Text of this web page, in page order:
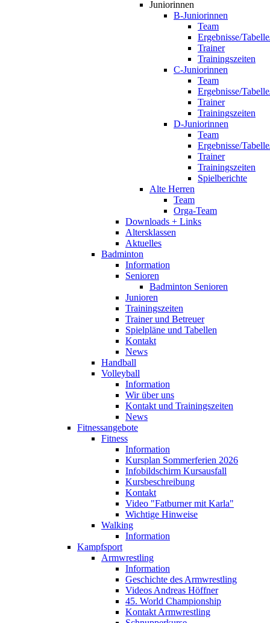
Juniorinnen
B-Juniorinnen
Team
Ergebnisse/
Trainer
Trainingszeiten
C-Juniorinnen
Team
Ergebnisse/
Trainer
Trainingszeiten
D-Juniorinnen
Team
Ergebnisse/
Trainer
Trainingszeiten
Spielberichte
Alte Herren
Team
Orga-Team
Downloads + Links
Altersklassen
Aktuelles
Badminton
Information
Senioren
Badminton Senioren
Junioren
Trainingszeiten
Trainer und Betreuer
Spielpläne und Tabellen
Kontakt
News
Handball
Volleyball
Information
Wir über uns
Kontakt und Trainingszeiten
News
Fitnessangebote
Fitness
Information
Kursplan Sommerferien 2026
Infobildschirm Kursausfall
Kursbeschreibung
Kontakt
Video "Fatburner mit Karla"
Wichtige Hinweise
Walking
Information
Kampfsport
Armwrestling
Information
Geschichte des Armwrestling
Videos Andreas Höffner
45. World Championship
Kontakt Armwrestling